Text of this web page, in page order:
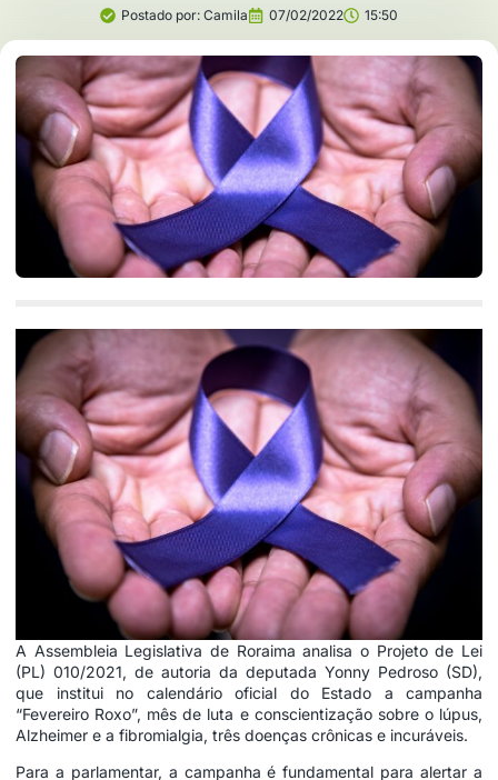
Postado por: Camila 07/02/2022 15:50
A Assembleia Legislativa de Roraima analisa o Projeto de Lei
(PL) 010/2021, de autoria da deputada Yonny Pedroso (SD),
que institui no calendário oficial do Estado a campanha
“Fevereiro Roxo”, mês de luta e conscientização sobre o lúpus,
Alzheimer e a fibromialgia, três doenças crônicas e incuráveis.
Para a parlamentar, a campanha é fundamental para alertar a